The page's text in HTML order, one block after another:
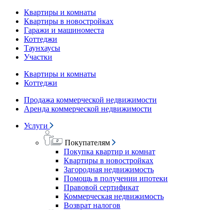
Квартиры и комнаты
Квартиры в новостройках
Гаражи и машиноместа
Коттеджи
Таунхаусы
Участки
Квартиры и комнаты
Коттеджи
Продажа коммерческой недвижимости
Аренда коммерческой недвижимости
Услуги
Покупателям
Покупка квартир и комнат
Квартиры в новостройках
Загородная недвижимость
Помощь в получении ипотеки
Правовой сертификат
Коммерческая недвижимость
Возврат налогов